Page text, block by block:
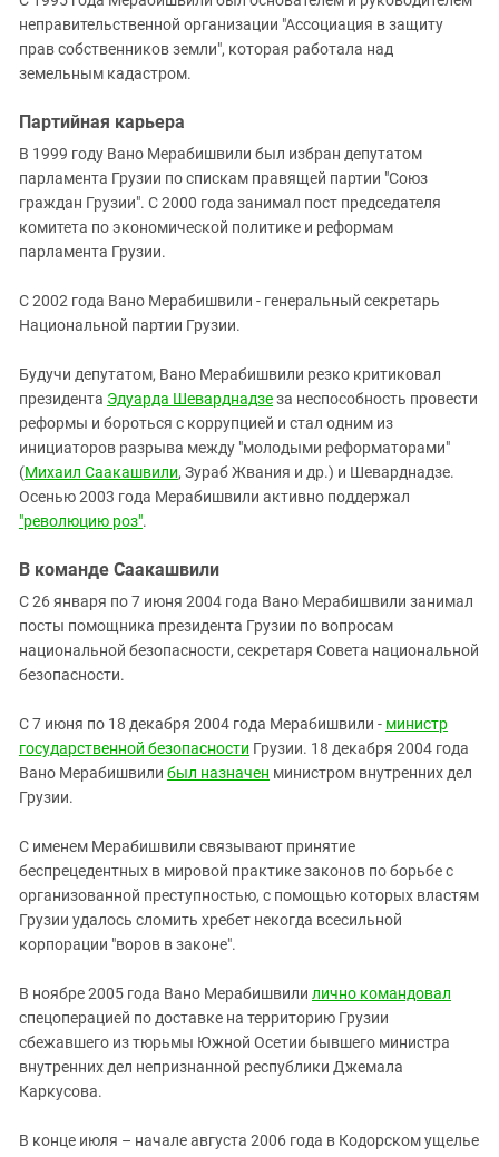
неправительственной организации "Ассоциация в защиту
прав собственников земли", которая работала над
земельным кадастром.
Партийная карьера
В 1999 году Вано Мерабишвили был избран депутатом
парламента Грузии по спискам правящей партии "Союз
граждан Грузии". C 2000 года занимал пост председателя
комитета по экономической политике и реформам
парламента Грузии.
С 2002 года Вано Мерабишвили - генеральный секретарь
Национальной партии Грузии.
Будучи депутатом, Вано Мерабишвили резко критиковал
президента Эдуарда Шеварднадзеза неспособность провести
реформы и бороться с коррупцией и стал одним из
инициаторов разрыва между "молодыми реформаторами"
(Михаил Саакашвили, Зураб Жвания и др.) и Шеварднадзе.
Осенью 2003 года Мерабишвили активно поддержал
"революцию роз".
В команде Саакашвили
С 26 января по 7 июня 2004 года Вано Мерабишвили занимал
посты помощника президента Грузии по вопросам
национальной безопасности, секретаря Совета национальной
безопасности.
С 7 июня по 18 декабря 2004 года Мерабишвили - министр
государственной безопасности Грузии. 18 декабря 2004 года
Вано Мерабишвили был назначен министром внутренних дел
Грузии.
С именем Мерабишвили связывают принятие
беспрецедентных в мировой практике законов по борьбе с
организованной преступностью, с помощью которых властям
Грузии удалось сломить хребет некогда всесильной
корпорации "воров в законе".
В ноябре 2005 года Вано Мерабишвили лично командовал
спецоперацией по доставке на территорию Грузии
сбежавшего из тюрьмы Южной Осетии бывшего министра
внутренних дел непризнанной республики Джемала
Каркусова.
В конце июля – начале августа 2006 года в Кодорском ущелье